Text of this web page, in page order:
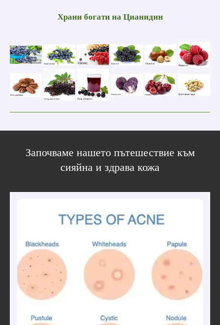
Храни богати на Цианидин
Започваме нашето пътешествие към
сияйна и здрава кожа